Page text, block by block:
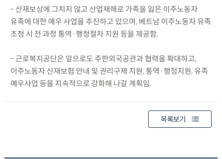
- 산재보상에 그치지 않고 산업재해로 가족을 잃은 이주노동자
유족에 대한 예우 사업을 추진하고 있으며, 베트남 이주노동자 유족
초청 시 전 과정 통역·행정절차 지원 등을 제공함.
- 근로복지공단은 앞으로도 주한외국공관과 협력을 확대하고,
이주노동자 산재보험 안내 및 권리구제 지원, 통역·행정지원, 유족
예우사업 등을 지속적으로 강화해 나갈 계획임.
목록보기